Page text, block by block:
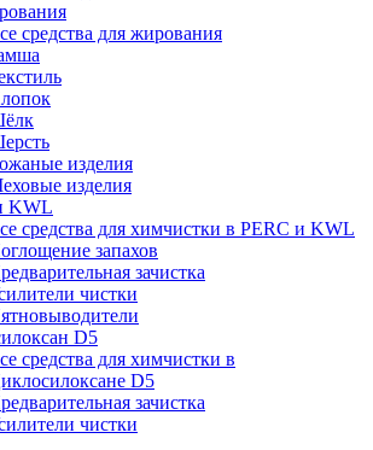
средства для жирования
изделия
изделия
KWL
средства для химчистки в PERC и KWL
запахов
зачистка
чистки
D5
средства для химчистки в
D5
зачистка
чистки